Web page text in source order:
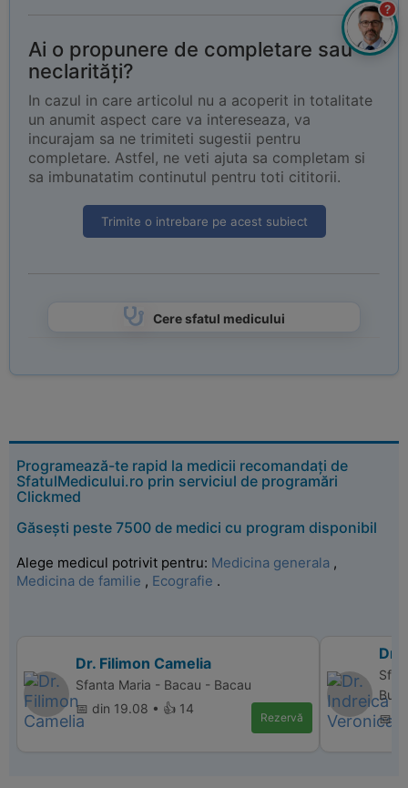
Ai o propunere de completare sau
neclarități?
In cazul in care articolul nu a acoperit in totalitate
un anumit aspect care va intereseaza, va
incurajam sa ne trimiteti sugestii pentru
completare. Astfel, ne veti ajuta sa completam si
sa imbunatatim continutul pentru toti cititorii.
Trimite o intrebare pe acest subiect
Cere sfatul medicului
Programează-te rapid la medicii recomandați de
SfatulMedicului.ro prin serviciul de programări
Clickmed
Găsești peste 7500 de medici cu program disponibil
Alege medicul potrivit pentru: Medicina generala ,
Medicina de familie , Ecografie .
Dr. Filimon Camelia
Sfanta Maria - Bacau - Bacau
📅 din 19.08 • 👍 14
Rezervă
Dr.
📅
?